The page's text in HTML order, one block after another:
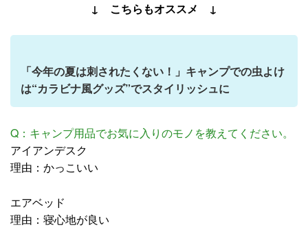
↓ こちらもオススメ ↓
「今年の夏は刺されたくない！」キャンプでの虫よけ
は“カラビナ風グッズ”でスタイリッシュに
Q：キャンプ用品でお気に入りのモノを教えてください。
アイアンデスク
理由：かっこいい
エアベッド
理由：寝心地が良い